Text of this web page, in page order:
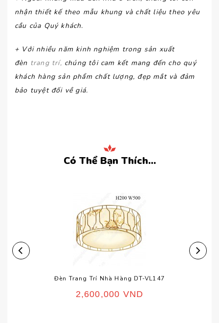
nhận thiết kế theo mẫu khung và chất liệu theo yêu
cầu của Quý khách.
+ Với nhiều năm kinh nghiệm trong sản xuất
đèn trang trí, chúng tôi cam kết mang đến cho quý
khách hàng sản phẩm chất lượng, đẹp mắt và đảm
bảo tuyệt đối về giá.
Có Thể Bạn Thích…
Đèn Trang Trí Nhà Hàng DT-VL147
2,600,000 VND